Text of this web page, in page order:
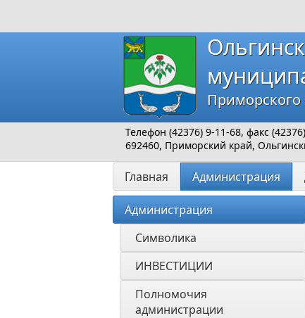
Приморского
Телефон (42376) 9-11-68, факс
692460, Приморский край,
Главная Администрация
Администрация
Символика
ИНВЕСТИЦИИ
Полномочия
администрации